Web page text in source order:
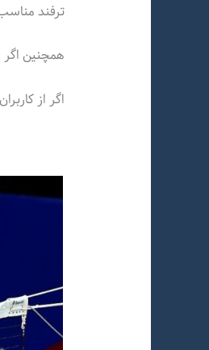
ترفند
همچنین اگر
اگر از